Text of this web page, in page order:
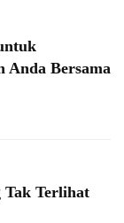
Anda Bersama
Tak Terlihat